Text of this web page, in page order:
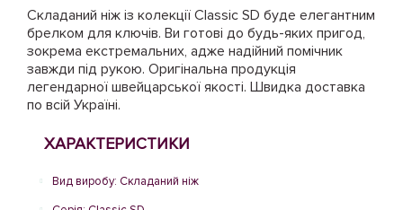
Складаний ніж із колекції Classic SD буде елегантним
брелком для ключів. Ви готові до будь-яких пригод,
зокрема екстремальних, адже надійний помічник
завжди під рукою. Оригінальна продукція
легендарної швейцарської якості. Швидка доставка
по всій Україні.
ХАРАКТЕРИСТИКИ
Вид виробу: Складаний ніж